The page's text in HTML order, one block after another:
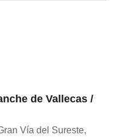
de Vallecas /
Vía del Sureste,